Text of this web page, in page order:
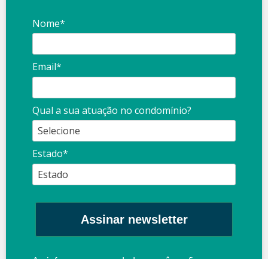
Nome*
Email*
Qual a sua atuação no condomínio?
Estado*
Assinar newsletter